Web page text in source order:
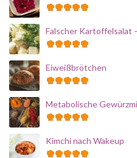
Falscher Kartoffelsalat
Eiweißbrötchen
Metabolische
Kimchi nach Wakeup